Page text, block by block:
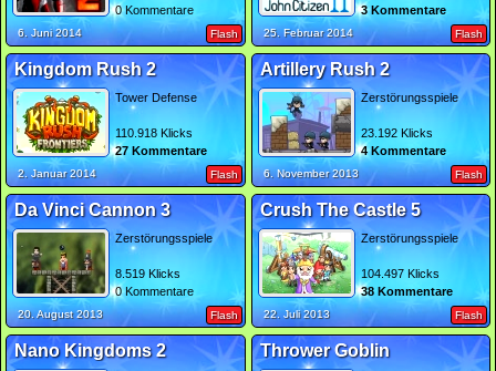
0 Kommentare
6. Juni 2014 Flash
3 Kommentare
25. Februar 2014 Flash
Kingdom Rush 2
Tower Defense
110.918 Klicks
27 Kommentare
2. Januar 2014 Flash
Artillery Rush 2
Zerstörungsspiele
23.192 Klicks
4 Kommentare
6. November 2013 Flash
Da Vinci Cannon 3
Zerstörungsspiele
8.519 Klicks
0 Kommentare
20. August 2013 Flash
Crush The Castle 5
Zerstörungsspiele
104.497 Klicks
38 Kommentare
22. Juli 2013 Flash
Nano Kingdoms 2 Thrower Goblin